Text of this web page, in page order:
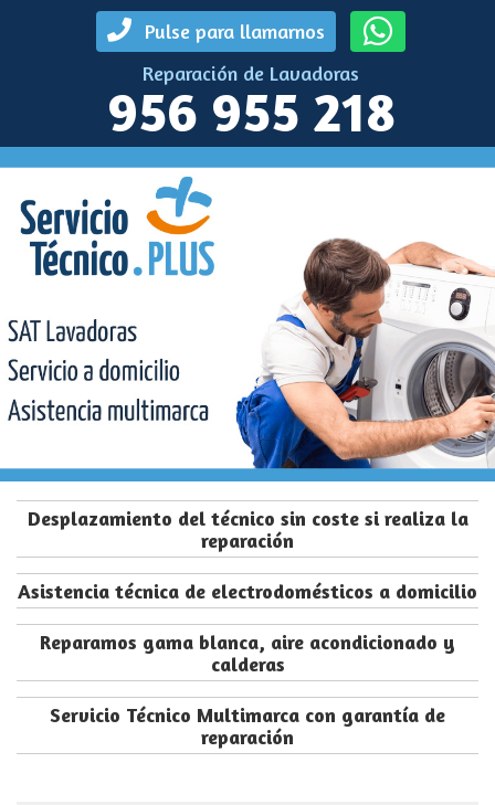
Pulse para llamarnos
Reparación de Lavadoras
956 955 218
Desplazamiento del técnico sin coste si realiza la
reparación
Asistencia técnica de electrodomésticos a domicilio
Reparamos gama blanca, aire acondicionado y
calderas
Servicio Técnico Multimarca con garantía de
reparación